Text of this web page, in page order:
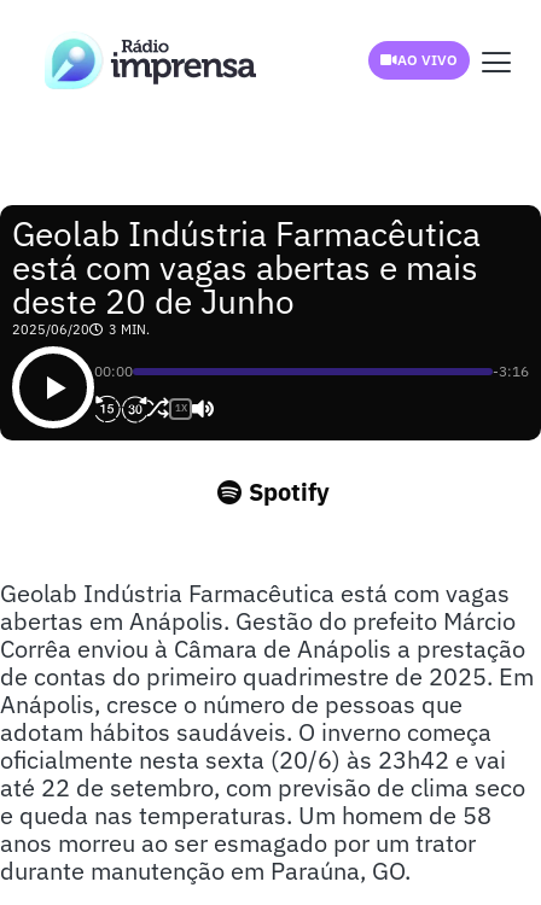
AO VIVO
Geolab Indústria Farmacêutica
está com vagas abertas e mais
deste 20 de Junho
2025/06/20 3 MIN.
00:00 -3:16
1X
Spotify
Geolab Indústria Farmacêutica está com vagas
abertas em Anápolis. Gestão do prefeito Márcio
Corrêa enviou à Câmara de Anápolis a prestação
de contas do primeiro quadrimestre de 2025. Em
Anápolis, cresce o número de pessoas que
adotam hábitos saudáveis. O inverno começa
oficialmente nesta sexta (20/6) às 23h42 e vai
até 22 de setembro, com previsão de clima seco
e queda nas temperaturas. Um homem de 58
anos morreu ao ser esmagado por um trator
durante manutenção em Paraúna, GO.